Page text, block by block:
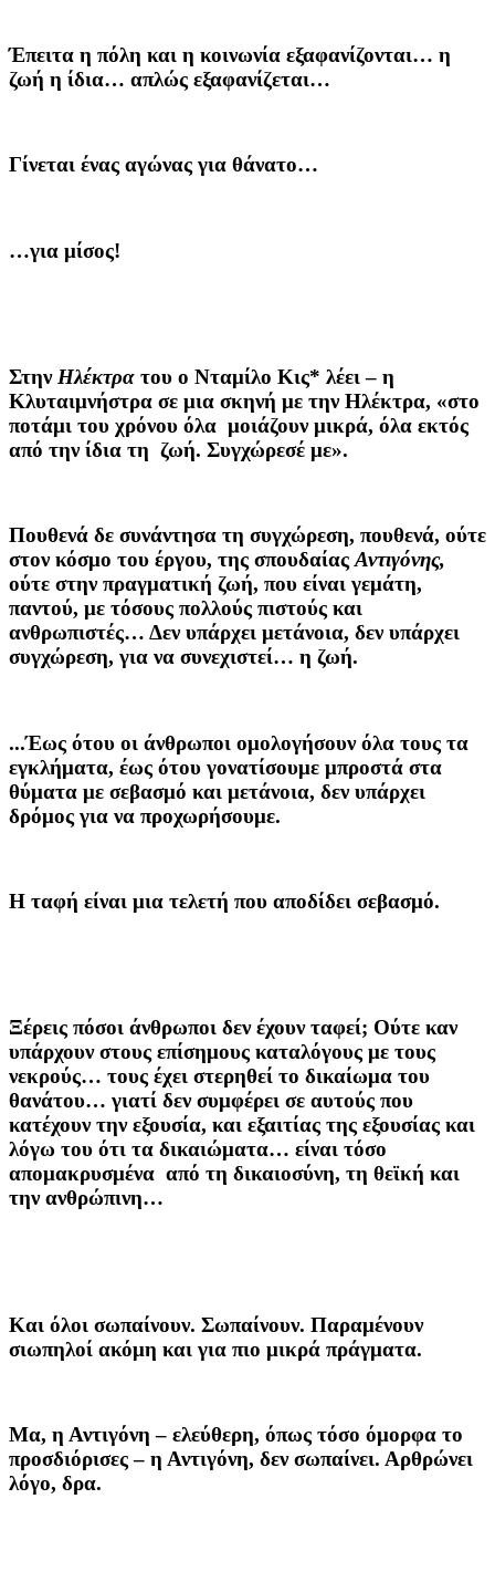
Έπειτα η πόλη και η κοινωνία εξαφανίζονται… η
ζωή η ίδια… απλώς εξαφανίζεται…
Γίνεται ένας αγώνας για θάνατο…
…για μίσος!
Στην Ηλέκτρα του ο Νταμίλο Κις* λέει – η
Κλυταιμνήστρα σε μια σκηνή με την Ηλέκτρα, «στο
ποτάμι του χρόνου όλα μοιάζουν μικρά, όλα εκτός
από την ίδια τη ζωή. Συγχώρεσέ με».
Πουθενά δε συνάντησα τη συγχώρεση, πουθενά, ούτε
στον κόσμο του έργου, της σπουδαίαςΑντιγόνης,
ούτε στην πραγματική ζωή, που είναι γεμάτη,
παντού, με τόσους πολλούς πιστούς και
ανθρωπιστές… Δεν υπάρχει μετάνοια, δεν υπάρχει
συγχώρεση, για να συνεχιστεί… η ζωή.
...Έως ότου οι άνθρωποι ομολογήσουν όλα τους τα
εγκλήματα, έως ότου γονατίσουμε μπροστά στα
θύματα με σεβασμό και μετάνοια, δεν υπάρχει
δρόμος για να προχωρήσουμε.
Η ταφή είναι μια τελετή που αποδίδει σεβασμό.
Ξέρεις πόσοι άνθρωποι δεν έχουν ταφεί; Ούτε καν
υπάρχουν στους επίσημους καταλόγους με τους
νεκρούς… τους έχει στερηθεί το δικαίωμα του
θανάτου… γιατί δεν συμφέρει σε αυτούς που
κατέχουν την εξουσία, και εξαιτίας της εξουσίας και
λόγω του ότι τα δικαιώματα… είναι τόσο
απομακρυσμένα από τη δικαιοσύνη, τη θεϊκή και
την ανθρώπινη…
Και όλοι σωπαίνουν. Σωπαίνουν. Παραμένουν
σιωπηλοί ακόμη και για πιο μικρά πράγματα.
Μα, η Αντιγόνη – ελεύθερη, όπως τόσο όμορφα το
προσδιόρισες – η Αντιγόνη, δεν σωπαίνει. Αρθρώνει
λόγο, δρα.